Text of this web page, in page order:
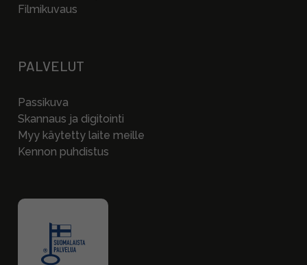
Filmikuvaus
PALVELUT
Passikuva
Skannaus ja digitointi
Myy käytetty laite meille
Kennon puhdistus